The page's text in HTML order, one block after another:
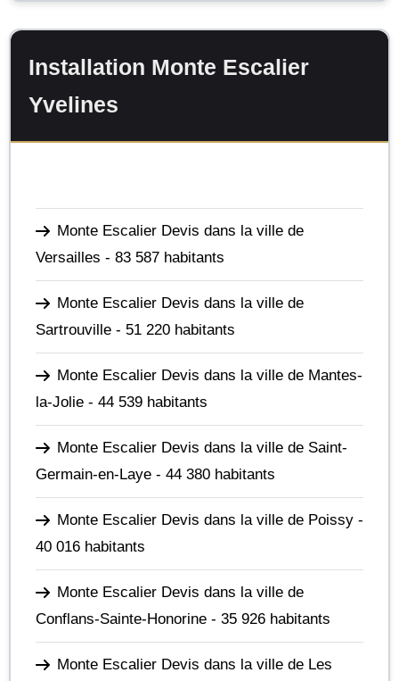
Installation Monte Escalier
Yvelines
Monte Escalier Devis dans la ville de
Versailles - 83 587 habitants
Monte Escalier Devis dans la ville de
Sartrouville - 51 220 habitants
Monte Escalier Devis dans la ville de Mantes-
la-Jolie - 44 539 habitants
Monte Escalier Devis dans la ville de Saint-
Germain-en-Laye - 44 380 habitants
Monte Escalier Devis dans la ville de Poissy -
40 016 habitants
Monte Escalier Devis dans la ville de
Conflans-Sainte-Honorine - 35 926 habitants
Monte Escalier Devis dans la ville de Les